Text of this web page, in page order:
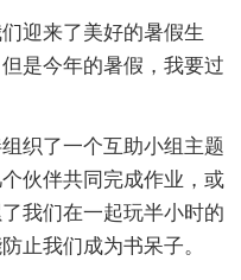
迎来了美好的暑假生
是今年的暑假，我要过
织了一个互助小组主题
伙伴共同完成作业，或
我们在一起玩半小时的
止我们成为书呆子。